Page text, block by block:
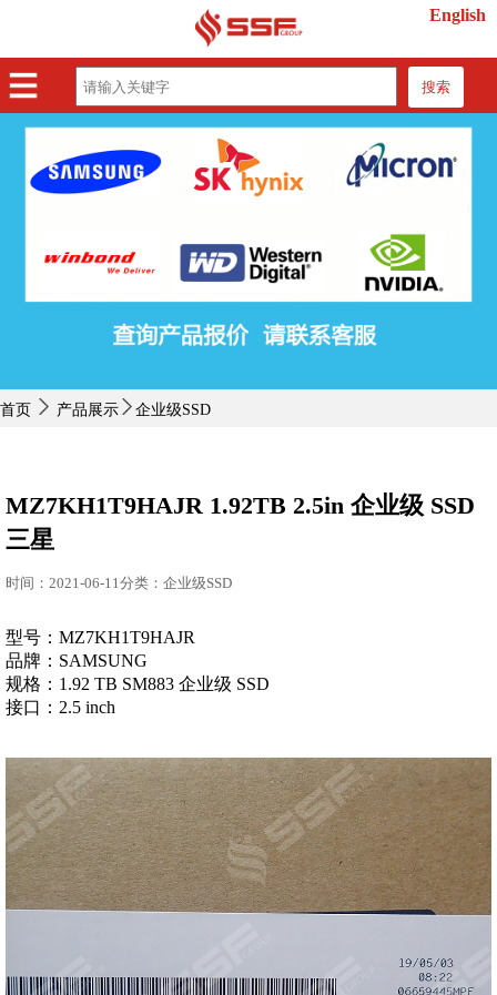
English
搜索
首页
产品展示
行业动态
首页 产品展示 企业级SSD
MZ7KH1T9HAJR 1.92TB 2.5in 企业级 SSD
三星
时间：2021-06-11分类：企业级SSD
型号：MZ7KH1T9HAJR
品牌：SAMSUNG
规格：1.92 TB SM883 企业级 SSD
接口：2.5 inch